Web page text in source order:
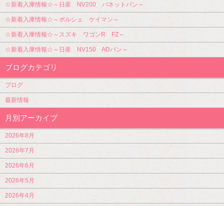
☆新着入庫情報☆～日産 NV200 バネットバン～
☆新着入庫情報☆～ポルシェ ケイマン～
☆新着入庫情報☆～スズキ ワゴンR FZ～
☆新着入庫情報☆～日産 NV150 ADバン～
ブログカテゴリ
ブログ
最新情報
月別アーカイブ
2026年8月
2026年7月
2026年6月
2026年5月
2026年4月